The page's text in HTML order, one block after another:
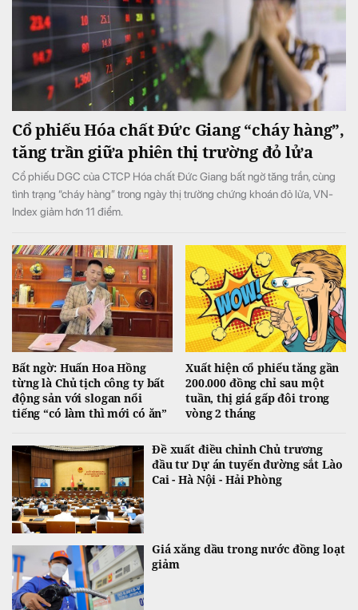
Cổ phiếu Hóa chất Đức Giang “cháy hàng”,
tăng trần giữa phiên thị trường đỏ lửa
Cổ phiếu DGC của CTCP Hóa chất Đức Giang bất ngờ tăng trần, cùng
tình trạng “cháy hàng” trong ngày thị trường chứng khoán đỏ lửa, VN-
Index giảm hơn 11 điểm.
Bất ngờ: Huấn Hoa Hồng
từng là Chủ tịch công ty bất
động sản với slogan nổi
tiếng “có làm thì mới có ăn”
Xuất hiện cổ phiếu tăng gần
200.000 đồng chỉ sau một
tuần, thị giá gấp đôi trong
vòng 2 tháng
Đề xuất điều chỉnh Chủ trương
đầu tư Dự án tuyến đường sắt Lào
Cai - Hà Nội - Hải Phòng
Giá xăng dầu trong nước đồng loạt
giảm